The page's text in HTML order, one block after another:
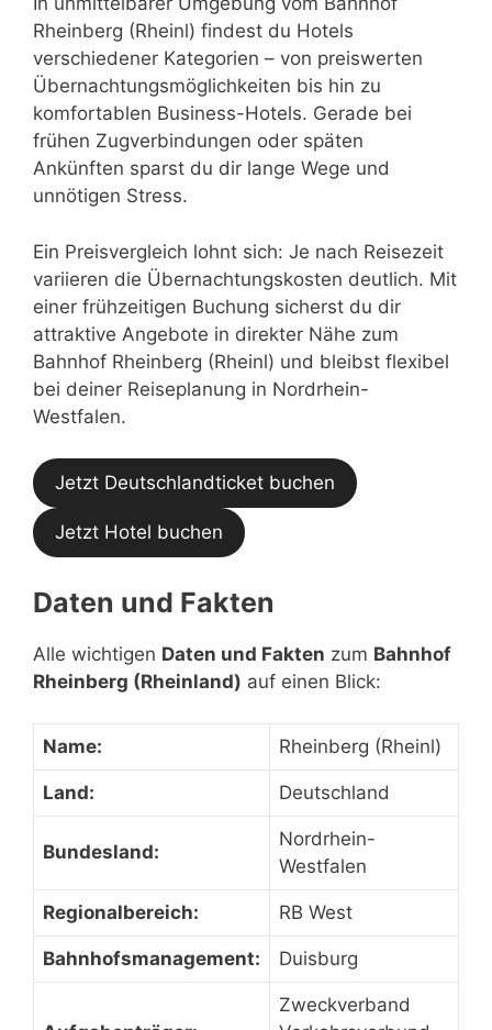
Rheinberg (Rheinl) findest du Hotels
verschiedener Kategorien – von preiswerten
Übernachtungsmöglichkeiten bis hin zu
komfortablen Business-Hotels. Gerade bei
frühen Zugverbindungen oder späten
Ankünften sparst du dir lange Wege und
unnötigen Stress.
Ein Preisvergleich lohnt sich: Je nach Reisezeit
variieren die Übernachtungskosten deutlich. Mit
einer frühzeitigen Buchung sicherst du dir
attraktive Angebote in direkter Nähe zum
Bahnhof Rheinberg (Rheinl) und bleibst flexibel
bei deiner Reiseplanung in Nordrhein-
Westfalen.
Jetzt Deutschlandticket buchen
Jetzt Hotel buchen
Daten und Fakten
Alle wichtigen Daten und Fakten zum Bahnhof
Rheinberg (Rheinland) auf einen Blick:
Name: Rheinberg (Rheinl)
Land: Deutschland
Bundesland:
Nordrhein-
Westfalen
Regionalbereich: RB West
Bahnhofsmanagement: Duisburg
Zweckverband